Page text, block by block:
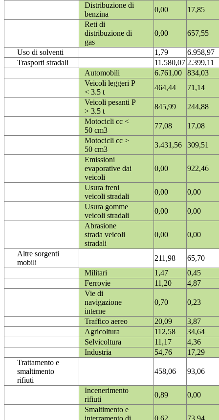
Distribuzione di
benzina
0,00
17,85
Reti di
distribuzione di
gas
0,00 657,55
Uso di solventi 1,79
6.958,97
Trasporti stradali
11.580,07 2.399,11
Automobili
6.761,00
834,03
Veicoli leggeri P
< 3.5 t
464,44
71,14
Veicoli pesanti P
> 3.5 t
845,99
244,88
Motocicli cc <
50 cm3
77,08
17,08
Motocicli cc >
50 cm3
3.431,56
309,51
Emissioni
evaporative dai
veicoli
0,00 922,46
Usura freni
veicoli stradali
0,00
0,00
Usura gomme
veicoli stradali
0,00
0,00
Abrasione
strada veicoli
stradali
0,00 0,00
Altre sorgenti
mobili
211,98
65,70
Militari
1,47
0,45
Ferrovie
11,20
4,87
Vie di
navigazione
interne
0,70 0,23
Traffico aereo 20,09
3,87
Agricoltura
112,58
34,64
Selvicoltura
11,17
4,36
Industria
54,76
17,29
Trattamento e
smaltimento
rifiuti
458,06 93,06
Incenerimento
rifiuti
0,89
0,00
Smaltimento e